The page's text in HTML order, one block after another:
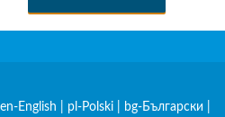
en-English pl-Polski bg-Български